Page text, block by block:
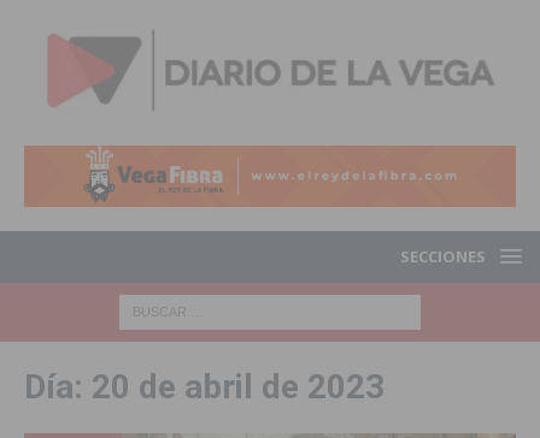
SECCIONES
Día: 20 de abril de 2023